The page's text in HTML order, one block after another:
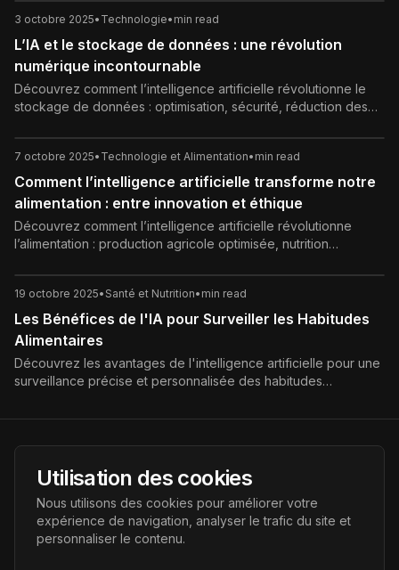
3 octobre 2025• Technologie• min read
L’IA et le stockage de données : une révolution
numérique incontournable
Découvrez comment l’intelligence artificielle révolutionne le
stockage de données : optimisation, sécurité, réduction des
7 octobre 2025• Technologie et Alimentation• min read
Comment l’intelligence artificielle transforme notre
alimentation : entre innovation et éthique
Découvrez comment l’intelligence artificielle révolutionne
l’alimentation : production agricole optimisée, nutrition
19 octobre 2025• Santé et Nutrition• min read
Les Bénéfices de l'IA pour Surveiller les Habitudes
Alimentaires
Découvrez les avantages de l'intelligence artificielle pour une
surveillance précise et personnalisée des habitudes
conseils sur mesure et une prévention efficace.
AI Futur
Portail de l'avenir de l'intelligence artificielle, vous aidant à
découvrir les dernières technologies IA.
Utilisation des cookies
Nous utilisons des cookies pour améliorer votre
expérience de navigation, analyser le trafic du site et
personnaliser le contenu.